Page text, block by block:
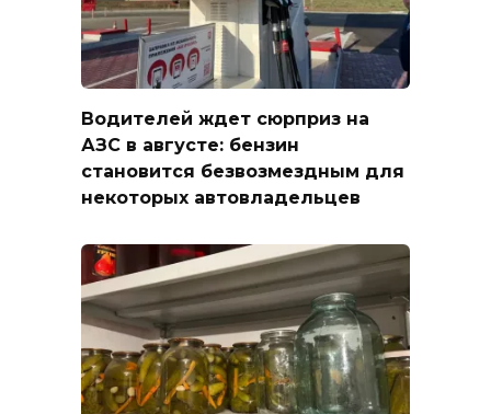
Водителей ждет сюрприз на
АЗС в августе: бензин
становится безвозмездным для
некоторых автовладельцев